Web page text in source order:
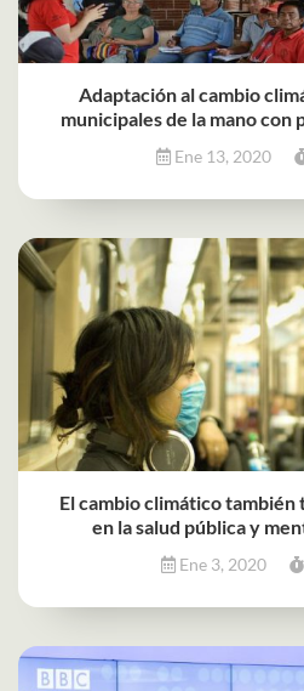
Adaptación al cambio
municipales de la mano con
Ene 13, 2020
El cambio climático
en la salud pública y
Ene 3, 2020